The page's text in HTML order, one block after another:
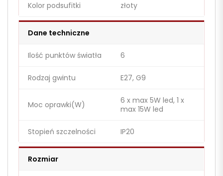
Kolor podsufitki złoty
Dane techniczne
Ilość punktów światła 6
Rodzaj gwintu E27, G9
Moc oprawki(W)
6 x max 5W led, 1 x
max 15W led
Stopień szczelności IP20
Rozmiar